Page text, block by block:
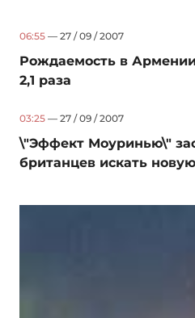
06:55 — 27 / 09 / 2007
Рождаемость в
2,1 раза
03:25 — 27 / 09 / 2007
\"Эффект Моуринью\"
британцев искать